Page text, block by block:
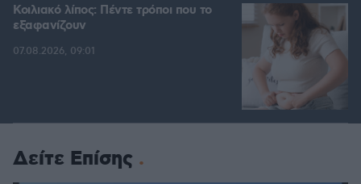
Κοιλιακό λίπος: Πέντε τρόποι που το
εξαφανίζουν
07.08.2026, 09:01
Δείτε Επίσης